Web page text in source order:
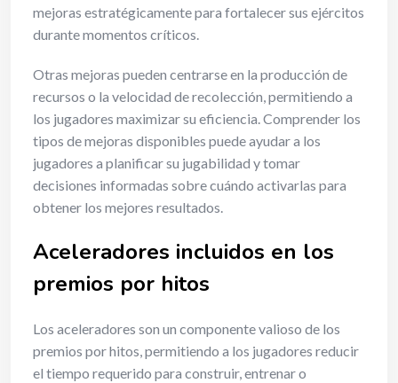
mejoras estratégicamente para fortalecer sus ejércitos
durante momentos críticos.
Otras mejoras pueden centrarse en la producción de
recursos o la velocidad de recolección, permitiendo a
los jugadores maximizar su eficiencia. Comprender los
tipos de mejoras disponibles puede ayudar a los
jugadores a planificar su jugabilidad y tomar
decisiones informadas sobre cuándo activarlas para
obtener los mejores resultados.
Aceleradores incluidos en los
premios por hitos
Los aceleradores son un componente valioso de los
premios por hitos, permitiendo a los jugadores reducir
el tiempo requerido para construir, entrenar o